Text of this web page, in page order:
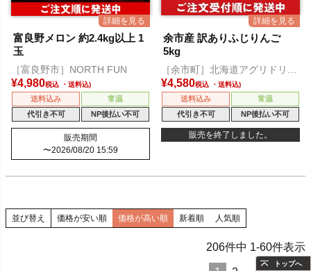
富良野メロン 約2.4kg以上 1
玉
［富良野市］NORTH FUN
¥4,980税込
送料込み
常温
代引き不可
NP後払い不可
販売期間
〜2026/08/20 15:59
余市産 訳ありふじりんご
5kg
［余市町］北海道アグリドリー
ム
¥4,580税込
送料込み
常温
代引き不可
NP後払い不可
販売を終了しました。
並び替え 価格が安い順 価格が高い順 新着順 人気順
206件中 1-60件表示
トップへ